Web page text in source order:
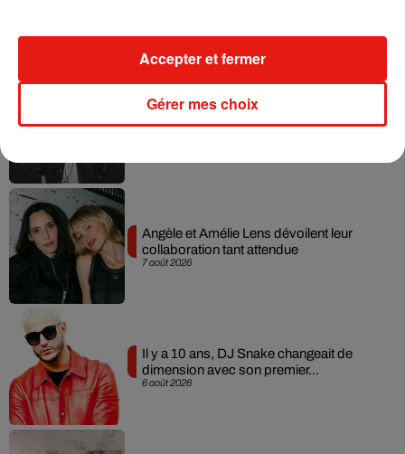
RÜFÜS DU SOL annonce un nouvel
album après sa tournée mondiale
7 août 2026
Angèle et Amélie Lens dévoilent leur
collaboration tant attendue
6 août 2026
Il y a 10 ans, DJ Snake changeait de
dimension avec son premier...
Gérer mes choix
Accepter et fermer